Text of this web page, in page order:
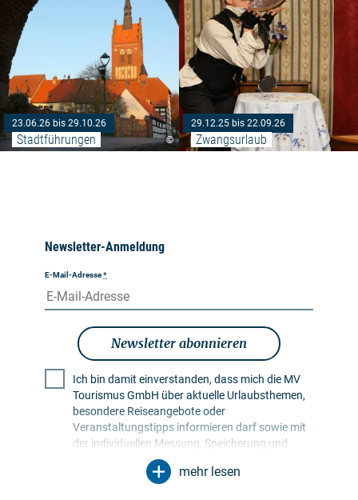
©
23.06.26 bis 29.10.26
Stadtführungen
29.12.25 bis 22.09.26
Zwangsurlaub
Newsletter-Anmeldung
E-Mail-Adresse*
Newsletter abonnieren
Ich bin damit einverstanden, dass mich die MV
Tourismus GmbH über aktuelle Urlaubsthemen,
besondere Reiseangebote oder
Veranstaltungstipps informieren darf sowie mit
der individuellen Messung, Speicherung und
Auswertung von Öffnungs- und Klickraten in
Empfängerprofilen zu Zwecken der Gestaltung
mehr lesen